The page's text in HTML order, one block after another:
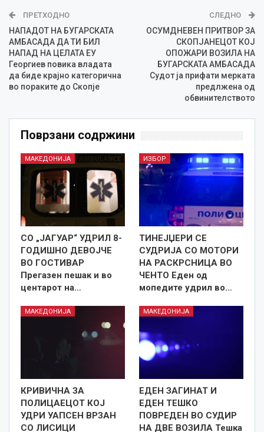
ПРЕТХОДНО
НАПАДОТ НА БУГАРСКАТА
АМБАСАДА ДА ТИ БИЛ
НАПАД НА ЦЕЛАТА ЕУ
Георгиев повика владата
да биде крајно категорична
во пораките до Скопје
СЛЕДНО
ОСУМДНЕВЕН ПРИТВОР ЗА
СКОПЈАНЕЦОТ КОЈ
ОПОЖАРИ ВОЗИЛА НА
БУГАРСКАТА АМБАСАДА
Судот ја прифати мерката
предлжена од
обвинителството
Поврзани содржини
МАКЕДОНИЈА
СО „ЈАГУАР“ УДРИЛ 8-
ГОДИШНО ДЕВОЈЧЕ
ВО ГОСТИВАР
Прегазен пешак и во
центарот на…
ИЗБОР
ТИНЕЈЏЕРИ СЕ
СУДРИЈА СО МОТОРИ
НА РАСКРСНИЦА ВО
ЧЕНТО Еден од
мопедите удрил во…
МАКЕДОНИЈА
КРИВИЧНА ЗА
ПОЛИЦАЕЦОТ КОЈ
УДРИ УАПСЕН ВРЗАН
СО ЛИСИЦИ
МАКЕДОНИЈА
ЕДЕН ЗАГИНАТ И
ЕДЕН ТЕШКО
ПОВРЕДЕН ВО СУДИР
НА ДВЕ ВОЗИЛА Тешка